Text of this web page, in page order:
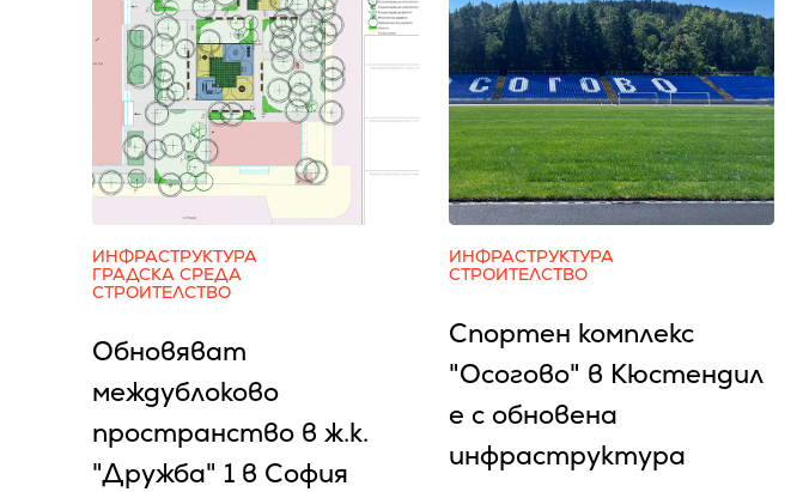
ИНФРАСТРУКТУРА
ГРАДСКА СРЕДА
СТРОИТЕЛСТВО
Обновяват
междублоково
пространство в ж.к.
"Дружба" 1 в София
ИНФРАСТРУКТУРА
СТРОИТЕЛСТВО
Спортен комплекс
"Осогово" в Кюстендил
е с обновена
инфраструктура